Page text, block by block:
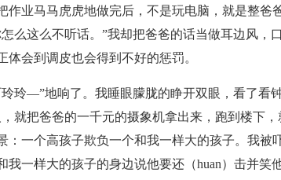
作业马马虎虎地做完后，不是玩电脑，就是整爸
么这么不听话。”我却把爸爸的话当做耳边风，
会到调皮也会得到不好的惩罚。
玲—”地响了。我睡眼朦胧的睁开双眼，看了看
就把爸爸的一千元的摄象机拿出来，跑到楼下，
：一个高孩子欺负一个和我一样大的孩子。我被
一样大的孩子的身边说他要还（huan）击并笑